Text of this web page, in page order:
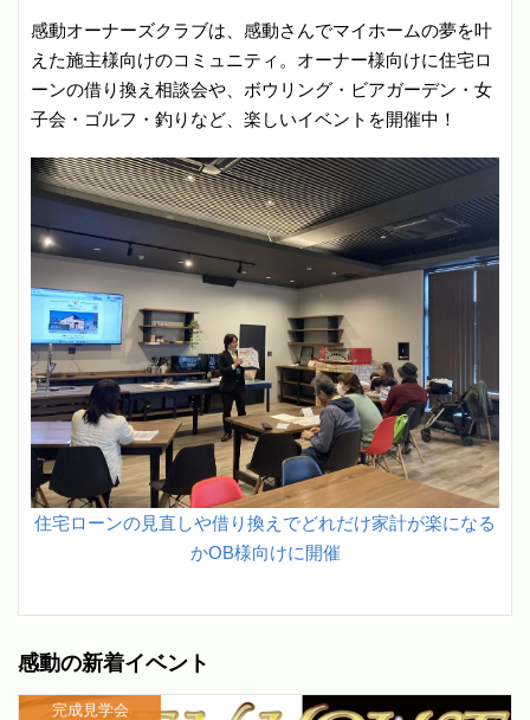
感動オーナーズクラブは、感動さんでマイホームの夢を叶
えた施主様向けのコミュニティ。オーナー様向けに住宅ロ
ーンの借り換え相談会や、ボウリング・ビアガーデン・女
子会・ゴルフ・釣りなど、楽しいイベントを開催中！
住宅ローンの見直しや借り換えでどれだけ家計が楽になる
かOB様向けに開催
感動の新着イベント
完成見学会